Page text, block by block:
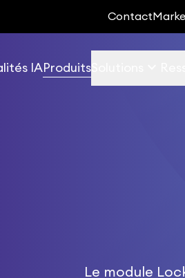
Contact
IA Produits
Le module